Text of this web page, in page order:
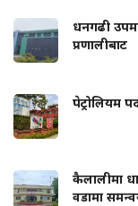
धनगढी
प्रणालीबाट
पेट्रोलियम
कैलालीमा
वडामा